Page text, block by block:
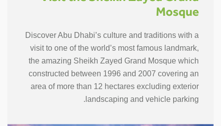
Mosque
Discover Abu Dhabi’s culture and traditions with a
visit to one of the world’s most famous landmark,
the amazing Sheikh Zayed Grand Mosque which
constructed between 1996 and 2007 covering an
area of more than 12 hectares excluding exterior
landscaping and vehicle parking.